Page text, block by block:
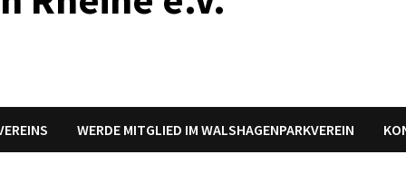
WERDE MITGLIED IM WALSHAGENPARKVEREIN